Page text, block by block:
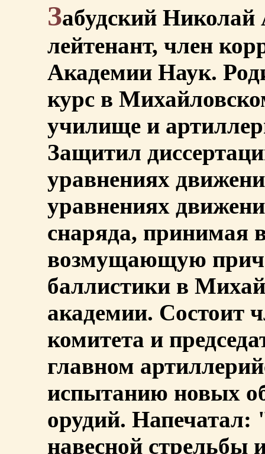
Забудский Николай
лейтенант, член
Академии Наук.
курс в
училище и
Защитил
уравнениях
уравнениях
снаряда, принимая
возмущающую
баллистики в
академии. Состоит
комитета и
главном
испытанию новых
орудий.
навесной стрельбы